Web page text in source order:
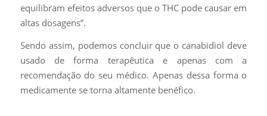
equilibram efeitos adversos que o THC pode causar em
altas dosagens”.
Sendo assim, podemos concluir que o canabidiol deve
usado de forma terapêutica e apenas com a
recomendação do seu médico. Apenas dessa forma o
medicamente se torna altamente benéfico.